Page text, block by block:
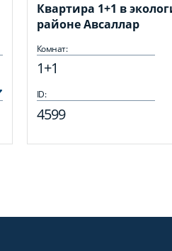
Квартира 1+1 в
районе Авсаллар
Комнат:
1+1
ID:
4599